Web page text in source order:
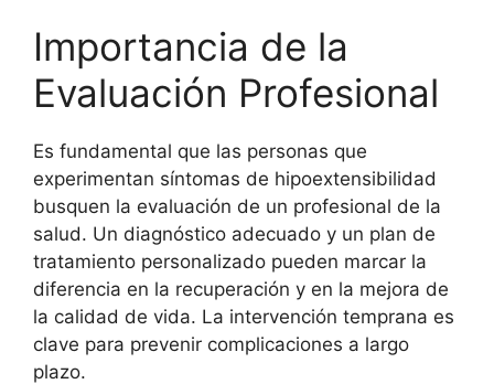
Importancia de la
Evaluación Profesional
Es fundamental que las personas que
experimentan síntomas de hipoextensibilidad
busquen la evaluación de un profesional de la
salud. Un diagnóstico adecuado y un plan de
tratamiento personalizado pueden marcar la
diferencia en la recuperación y en la mejora de
la calidad de vida. La intervención temprana es
clave para prevenir complicaciones a largo
plazo.